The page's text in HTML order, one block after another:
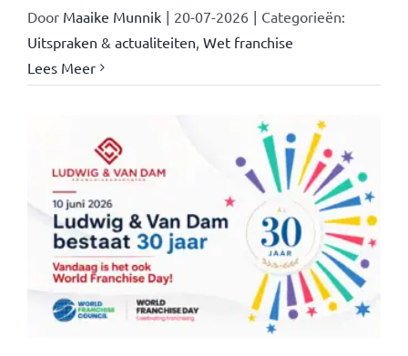
Door Maaike Munnik | 20-07-2026 | Categorieën:
Uitspraken & actualiteiten Wet franchise
Lees Meer